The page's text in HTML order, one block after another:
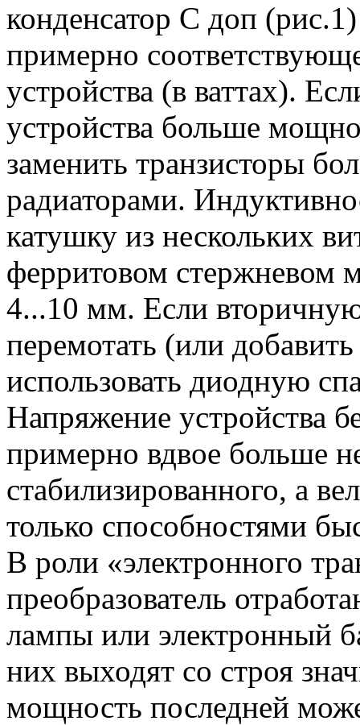
конденсатор С доп
примерно
устройства (в ваттах).
устройства больше
заменить транзисторы
радиаторами.
катушку из нескольких
ферритовом стержневом
4...10 мм. Если
перемотать (или
использовать диодную
Напряжение устройства
примерно вдвое больше
стабилизированного, а
только способностями
В роли «электронного
преобразователь
лампы или электронный
них выходят со строя
мощность последней